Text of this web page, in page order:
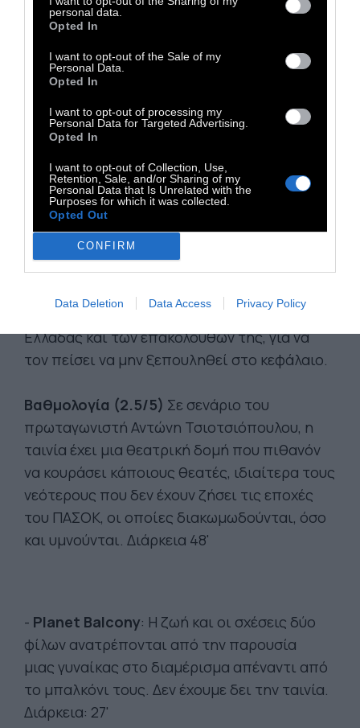
personal data.
Opted In
I want to opt-out of the Sale of my
Personal Data.
Opted In
I want to opt-out of processing my
Personal Data for Targeted Advertising.
Opted In
I want to opt-out of Collection, Use,
Retention, Sale, and/or Sharing of my
Personal Data that Is Unrelated with the
Purposes for which it was collected.
Opted Out
CONFIRM
Data Deletion Data Access Privacy Policy
Κωστάκη στο γραφείο του για να του πει την
πείσει να μην πουλήσει την οικογενειακή
επιχείρηση τοπικού κινηματογράφου σε ένα
fund... Ο Λάκης γεννήθηκε τον Αύγουστο 1974,
τον μήνα που, αμέσως μετά τη
επέστρεψε στην Αθήνα για να ιδρύσει το
ΠΑΣΟΚ. Γι' αυτό κι αισθάνεται ότι η ζωή του
είναι στενά συνδεδεμένη με το κίνημα και με
τον ίδιο τον ηγέτη. Ταμπουρωμένος στο
γραφείο του, θα εγκλωβίσει εκεί με τη βία και
ν' ακούσει την ιστορία της πασοκικής
Ελλάδας και των επακόλουθων της, για να
τον πείσει να μην ξεπουληθεί στο κεφάλαιο.
Βαθμολογία (2.5/5) Σε σενάριο του
πρωταγωνιστή Αντώνη Τσιοτσιόπουλου, η
ταινία έχει μια θεατρική δομή που πιθανόν
να κουράσει κάποιους θεατές, ιδιαίτερα τους
νεότερους που δεν έχουν ζήσει τις εποχές
του ΠΑΣΟΚ, οι οποίες διακωμωδούνται, όσο
και υμνούνται. Διάρκεια 48'
- Planet Balcony: Η ζωή και οι σχέσεις δύο
φίλων ανατρέπονται από την παρουσία
μιας γυναίκας στο διαμέρισμα απέναντι από
το μπαλκόνι τους. Δεν έχουμε δει την ταινία.
Διάρκεια: 27'